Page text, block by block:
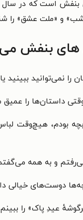
و «ملت عشق» را
های بنفش
نمی‌توانید ببینید
داستان‌ها را
بودم، هیچ‌وقت
و به همه
دوست‌های خیالی
خرگوشهٔ عیدِ پاک»